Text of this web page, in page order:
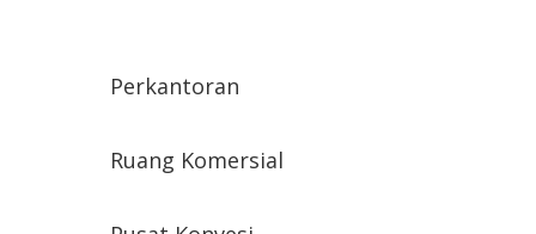
Perkantoran
Ruang Komersial